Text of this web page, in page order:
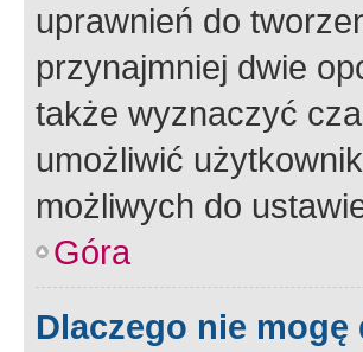
uprawnień do
przynajmniej dwie
także wyznaczyć
umożliwić
możliwych do
Góra
Dlaczego nie